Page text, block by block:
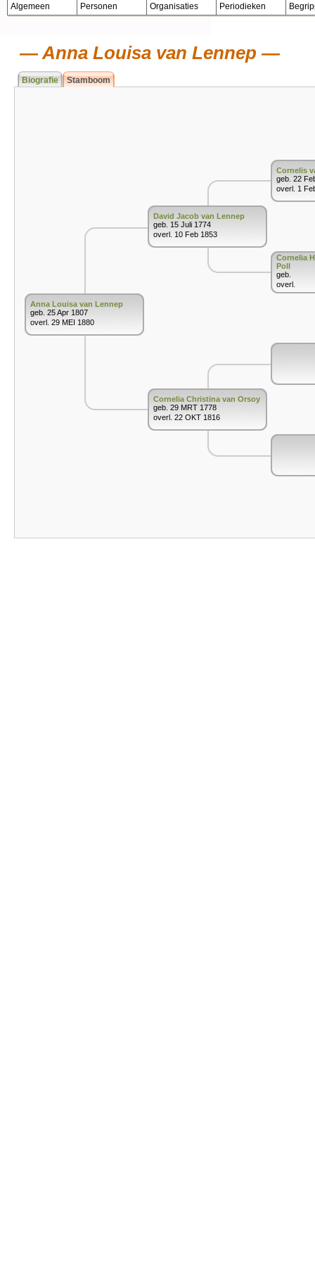
Algemeen Personen Organisaties Periodieken
Anna Louisa van Lennep
Biografie Stamboom
Anna Louisa van Lennep
geb. 25 Apr 1807
overl. 29 MEI 1880
David Jacob van Lennep
geb. 15 Juli 1774
overl. 10 Feb 1853
Cornelia Christina van Orsoy
geb. 29 MRT 1778
overl. 22 OKT 1816
Cornelis
geb. 22
overl. 1
Cornelia
Poll
geb.
overl.